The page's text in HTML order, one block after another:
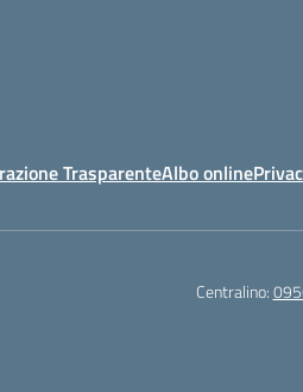
TrasparenteAlbo online
Centralino: